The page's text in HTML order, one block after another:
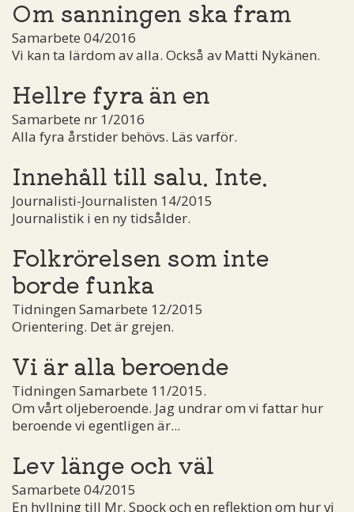
Om sanningen ska fram
Samarbete 04/2016
Vi kan ta lärdom av alla. Också av Matti Nykänen.
Hellre fyra än en
Samarbete nr 1/2016
Alla fyra årstider behövs. Läs varför.
Innehåll till salu. Inte.
Journalisti-Journalisten 14/2015
Journalistik i en ny tidsålder.
Folkrörelsen som inte
borde funka
Tidningen Samarbete 12/2015
Orientering. Det är grejen.
Vi är alla beroende
Tidningen Samarbete 11/2015.
Om vårt oljeberoende. Jag undrar om vi fattar hur
beroende vi egentligen är...
Lev länge och väl
Samarbete 04/2015
En hyllning till Mr. Spock och en reflektion om hur vi